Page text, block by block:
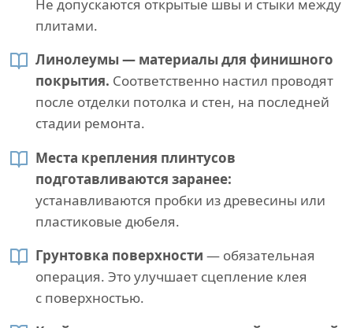
Не допускаются открытые швы и стыки между
плитами.
Линолеумы — материалы для финишного
покрытия. Соответственно настил проводят
после отделки потолка и стен, на последней
стадии ремонта.
Места крепления плинтусов
подготавливаются заранее:
устанавливаются пробки из древесины или
пластиковые дюбеля.
Грунтовка поверхности — обязательная
операция. Это улучшает сцепление клея
с поверхностью.